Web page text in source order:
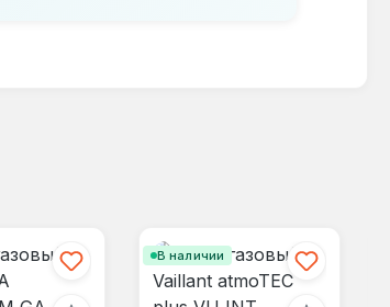
В наличии